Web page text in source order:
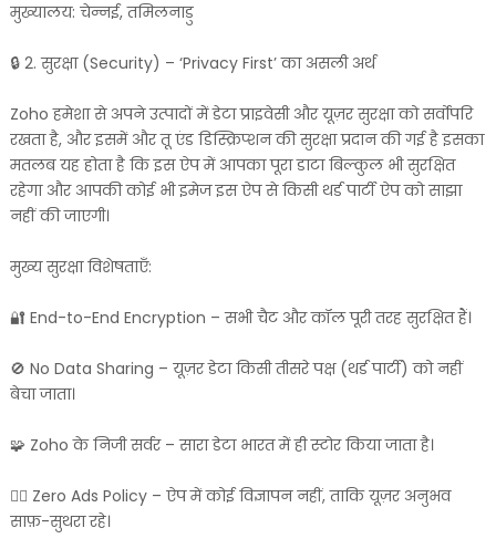
मुख्यालय: चेन्नई, तमिलनाडु
🔒 2. सुरक्षा (Security) – ‘Privacy First’ का असली अर्थ
Zoho हमेशा से अपने उत्पादों में डेटा प्राइवेसी और यूज़र सुरक्षा को सर्वोपरि
रखता है, और इसमें और तू एंड डिस्क्रिप्शन की सुरक्षा प्रदान की गई है इसका
मतलब यह होता है कि इस ऐप में आपका पूरा डाटा बिल्कुल भी सुरक्षित
रहेगा और आपकी कोई भी इमेज इस ऐप से किसी थर्ड पार्टी ऐप को साझा
नहीं की जाएगी।
मुख्य सुरक्षा विशेषताएँ:
🔐 End-to-End Encryption – सभी चैट और कॉल पूरी तरह सुरक्षित हैं।
🚫 No Data Sharing – यूज़र डेटा किसी तीसरे पक्ष (थर्ड पार्टी) को नहीं
बेचा जाता।
🧩 Zoho के निजी सर्वर – सारा डेटा भारत में ही स्टोर किया जाता है।
🕵️‍♂️ Zero Ads Policy – ऐप में कोई विज्ञापन नहीं, ताकि यूज़र अनुभव
साफ़-सुथरा रहे।